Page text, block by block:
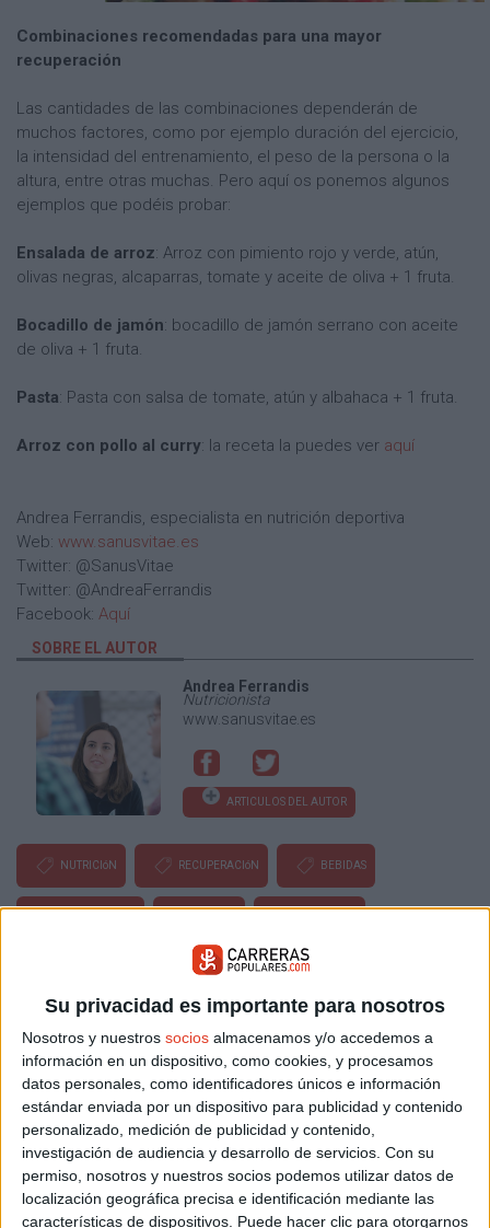
Su privacidad es importante para nosotros
Nosotros y nuestros socios almacenamos y/o accedemos a
información en un dispositivo, como cookies, y procesamos
datos personales, como identificadores únicos e información
estándar enviada por un dispositivo para publicidad y contenido
personalizado, medición de publicidad y contenido,
investigación de audiencia y desarrollo de servicios. Con su
permiso, nosotros y nuestros socios podemos utilizar datos de
localización geográfica precisa e identificación mediante las
características de dispositivos. Puede hacer clic para otorgarnos
Combinaciones recomendadas para una mayor
recuperación
Las cantidades de las combinaciones dependerán de
muchos factores, como por ejemplo duración del ejercicio,
la intensidad del entrenamiento, el peso de la persona o la
altura, entre otras muchas. Pero aquí os ponemos algunos
ejemplos que podéis probar:
Ensalada de arroz: Arroz con pimiento rojo y verde, atún,
olivas negras, alcaparras, tomate y aceite de oliva + 1 fruta.
Bocadillo de jamón: bocadillo de jamón serrano con aceite
de oliva + 1 fruta.
Pasta: Pasta con salsa de tomate, atún y albahaca + 1 fruta.
Arroz con pollo al curry: la receta la puedes ver aquí
Andrea Ferrandis, especialista en nutrición deportiva
Web: www.sanusvitae.es
Twitter: @SanusVitae
Twitter: @AndreaFerrandis
Facebook: Aquí
SOBRE EL AUTOR
Andrea Ferrandis
Nutricionista
www.sanusvitae.es
ARTICULOS DEL AUTOR
NUTRICIóN RECUPERACIóN BEBIDAS
COMPETICIóN
Más sobre Nutrición
15.804